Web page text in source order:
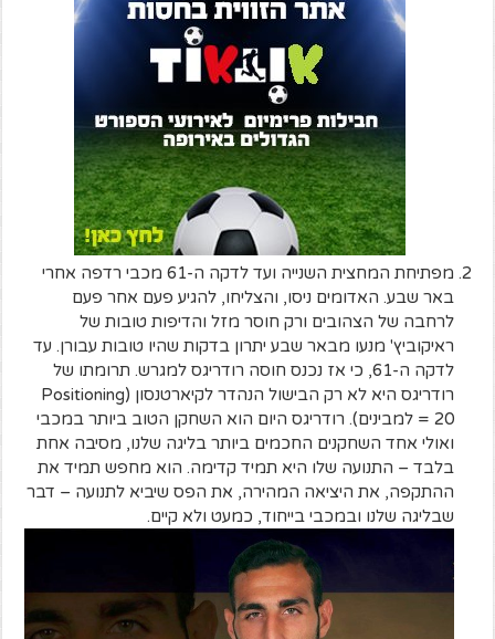
מפתיחת המחצית השנייה ועד לדקה ה-61 מכבי רדפה אחרי
באר שבע. האדומים ניסו, והצליחו, להגיע פעם אחר פעם
לרחבה של הצהובים ורק חוסר מזל והדיפות טובות של
ראיקוביץ' מנעו מבאר שבע יתרון בדקות שהיו טובות עבורן. עד
לדקה ה-61, כי אז נכנס חוסה רודריגס למגרש. תרומתו של
רודריגס היא לא רק הבישול הנהדר לקיארטנסון (Positioning
= 20 למבינים). רודריגס היום הוא השחקן הטוב ביותר במכבי
ואולי אחד השחקנים החכמים ביותר בליגה שלנו, מסיבה אחת
בלבד – התנועה שלו היא תמיד קדימה. הוא מחפש תמיד את
ההתקפה, את היציאה המהירה, את הפס שיביא לתנועה – דבר
שבליגה שלנו ובמכבי בייחוד, כמעט ולא קיים.